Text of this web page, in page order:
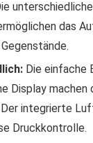
das
Die einfache
Display machen
Der integrierte
Druckkontrolle.